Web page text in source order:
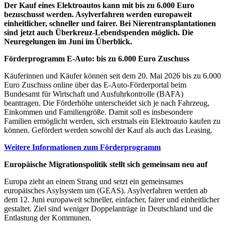
Der Kauf eines Elektroautos kann mit bis zu 6.000 Euro
bezuschusst werden. Asylverfahren werden europaweit
einheitlicher, schneller und fairer. Bei Nierentransplantationen
sind jetzt auch Überkreuz-Lebendspenden möglich. Die
Neuregelungen im Juni im Überblick.
Förderprogramm E-Auto: bis zu 6.000 Euro Zuschuss
Käuferinnen und Käufer können seit dem 20. Mai 2026 bis zu 6.000
Euro Zuschuss online über das E-Auto-Förderportal beim
Bundesamt für Wirtschaft und Ausfuhrkontrolle (BAFA)
beantragen. Die Förderhöhe unterscheidet sich je nach Fahrzeug,
Einkommen und Familiengröße. Damit soll es insbesondere
Familien ermöglicht werden, sich erstmals ein Elektroauto kaufen zu
können. Gefördert werden sowohl der Kauf als auch das Leasing.
Weitere Informationen zum Förderprogramm
Europäische Migrationspolitik stellt sich gemeinsam neu auf
Europa zieht an einem Strang und setzt ein gemeinsames
europäisches Asylsystem um (GEAS). Asylverfahren werden ab
dem 12. Juni europaweit schneller, einfacher, fairer und einheitlicher
gestaltet. Ziel sind weniger Doppelanträge in Deutschland und die
Entlastung der Kommunen.